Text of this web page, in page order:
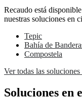
Recaudo está
nuestras soluciones en
Tepic
Bahía de
Compostela
Ver todas las
Soluciones en